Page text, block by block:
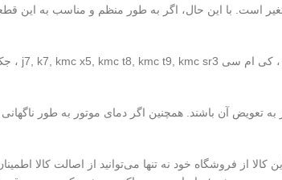
پمپ مشخص نیست و عملکرد آن بسته به نوع مصرف بین 100 هزار تا 150 هزار کیلومتر متغیر است. با
تعویض آن باشند. همچنین اگر دمای موتور به طور
از فروشگاه خود نه تنها می‌توانید از اصالت کالا